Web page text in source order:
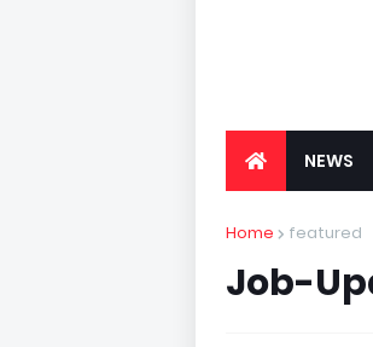
NEWS
Home featured
Job-